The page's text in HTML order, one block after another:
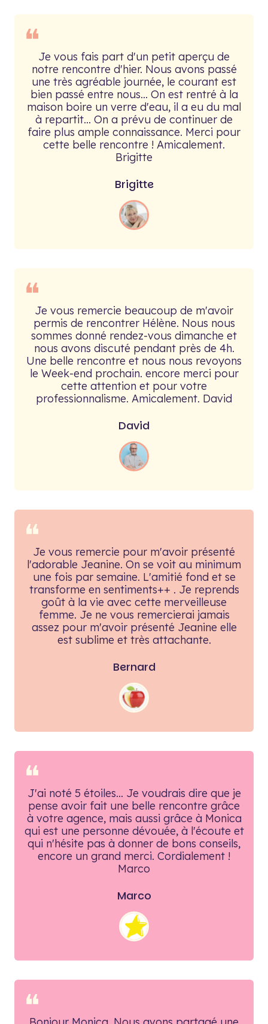
❝Je vous fais part d'un petit aperçu de
notre rencontre d'hier. Nous avons passé
une très agréable journée, le courant est
bien passé entre nous... On est rentré à la
maison boire un verre d'eau, il a eu du mal
à repartit... On a prévu de continuer de
faire plus ample connaissance. Merci pour
cette belle rencontre ! Amicalement.
Brigitte
Brigitte
❝Je vous remercie beaucoup de m'avoir
permis de rencontrer Hélène. Nous nous
sommes donné rendez-vous dimanche et
nous avons discuté pendant près de 4h.
Une belle rencontre et nous nous revoyons
le Week-end prochain. encore merci pour
cette attention et pour votre
professionnalisme. Amicalement. David
David
❝Je vous remercie pour m'avoir présenté
l'adorable Jeanine. On se voit au minimum
une fois par semaine. L'amitié fond et se
transforme en sentiments++ . Je reprends
goût à la vie avec cette merveilleuse
femme. Je ne vous remercierai jamais
assez pour m'avoir présenté Jeanine elle
est sublime et très attachante.
Bernard
❝
J'ai noté 5 étoiles... Je voudrais dire que je
pense avoir fait une belle rencontre grâce
à votre agence, mais aussi grâce à Monica
qui est une personne dévouée, à l'écoute et
qui n'hésite pas à donner de bons conseils,
encore un grand merci. Cordialement !
Marco
Marco
❝